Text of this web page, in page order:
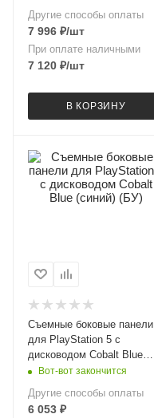
Другие способы оплаты
7 996 ₽/шт
При оплате наличными
7 120 ₽/шт
В КОРЗИНУ
Съемные боковые панели
для PlayStation 5 с
дисководом Cobalt Blue
(синий) (БУ)
Вот-вот закончится
Другие способы оплаты
6 053 ₽